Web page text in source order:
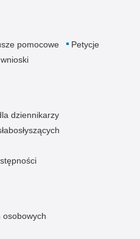
pomocowe
Petycje
dziennikarzy
osobowych